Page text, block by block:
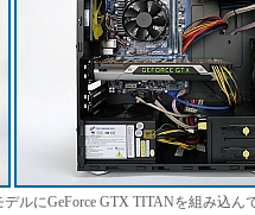
ルにGeForce GTX TITANを組み込ん